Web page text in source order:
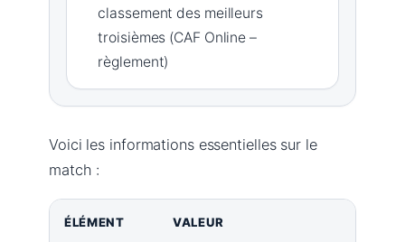
classement des meilleurs
troisièmes (CAF Online –
règlement)
Voici les informations essentielles sur le
match :
ÉLÉMENT VALEUR